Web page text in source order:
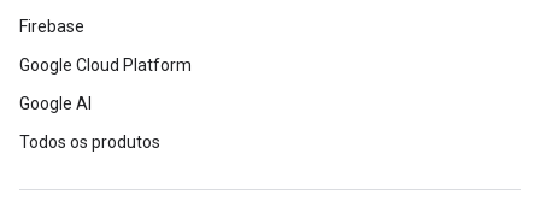
Firebase
Google Cloud Platform
Google AI
Todos os produtos